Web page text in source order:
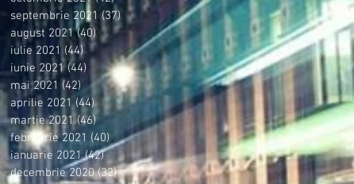
septembrie 2021 (37)37 postări
august 2021 (40)40 postări
iulie 2021 (44)44 postări
iunie 2021 (44) 44 postări
mai 2021 (42) 42 postări
aprilie 2021 (44)44 postări
martie 2021 (46)46 postări
februarie 2021 (40)40 postări
ianuarie 2021 (42)42 postări
decembrie 2020 (32)32 postări